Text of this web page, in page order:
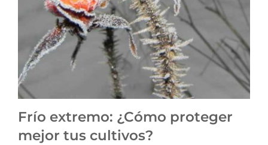
Frío extremo: ¿Cómo proteger
mejor tus cultivos?